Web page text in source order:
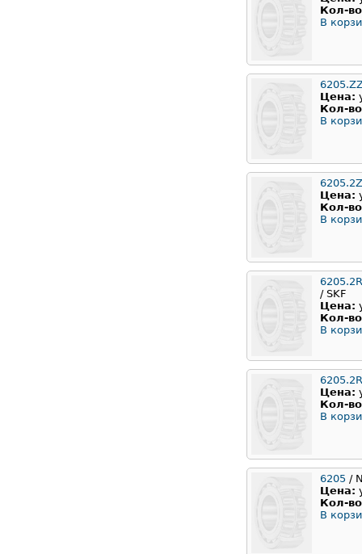
Кол-
В
Цена:
Кол-
В
6205.2Z
Цена:
Кол-
В
/ SKF
Цена:
Кол-
В
Цена:
Кол-
В
6205 /
Цена:
Кол-
В